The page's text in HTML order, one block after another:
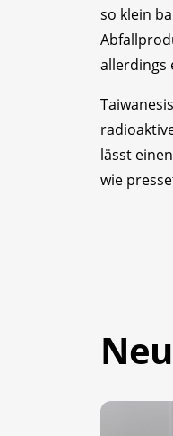
so klein
allerdings
lässt
wie